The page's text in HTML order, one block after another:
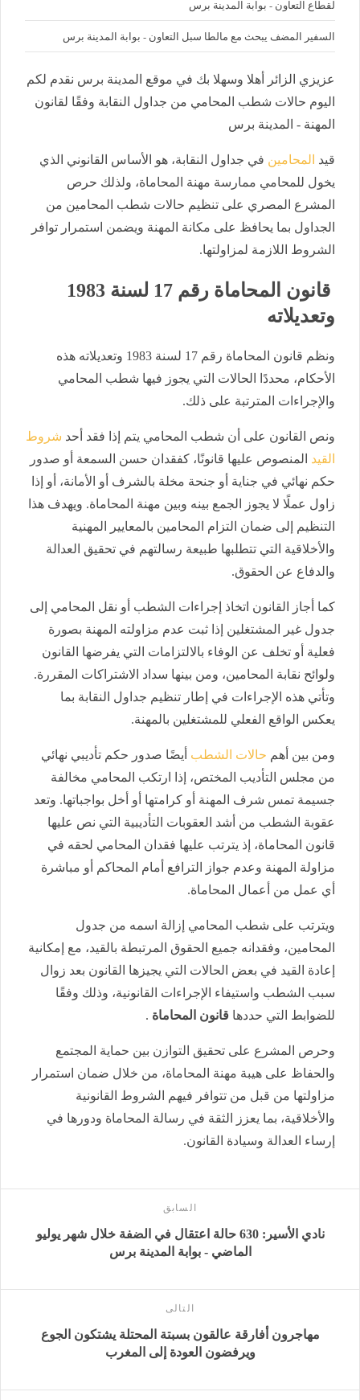
لقطاع التعاون - بوابة المدينة برس
السفير المضف يبحث مع مالطا سبل التعاون - بوابة المدينة برس
عزيزي الزائر أهلا وسهلا بك في موقع المدينة برس نقدم لكم
اليوم حالات شطب المحامي من جداول النقابة وفقًا لقانون
المهنة - المدينة برس
قيد المحامين في جداول النقابة، هو الأساس القانوني الذي
يخول للمحامي ممارسة مهنة المحاماة، ولذلك حرص
المشرع المصري على تنظيم حالات شطب المحامين من
الجداول بما يحافظ على مكانة المهنة ويضمن استمرار توافر
الشروط اللازمة لمزاولتها.
قانون المحاماة رقم 17 لسنة 1983
وتعديلاته
ونظم قانون المحاماة رقم 17 لسنة 1983 وتعديلاته هذه
الأحكام، محددًا الحالات التي يجوز فيها شطب المحامي
والإجراءات المترتبة على ذلك.
ونص القانون على أن شطب المحامي يتم إذا فقد أحد شروط
القيد المنصوص عليها قانونًا، كفقدان حسن السمعة أو صدور
حكم نهائي في جناية أو جنحة مخلة بالشرف أو الأمانة، أو إذا
زاول عملًا لا يجوز الجمع بينه وبين مهنة المحاماة. ويهدف هذا
التنظيم إلى ضمان التزام المحامين بالمعايير المهنية
والأخلاقية التي تتطلبها طبيعة رسالتهم في تحقيق العدالة
والدفاع عن الحقوق.
كما أجاز القانون اتخاذ إجراءات الشطب أو نقل المحامي إلى
جدول غير المشتغلين إذا ثبت عدم مزاولته المهنة بصورة
فعلية أو تخلف عن الوفاء بالالتزامات التي يفرضها القانون
ولوائح نقابة المحامين، ومن بينها سداد الاشتراكات المقررة.
وتأتي هذه الإجراءات في إطار تنظيم جداول النقابة بما
يعكس الواقع الفعلي للمشتغلين بالمهنة.
ومن بين أهم حالات الشطب أيضًا صدور حكم تأديبي نهائي
من مجلس التأديب المختص، إذا ارتكب المحامي مخالفة
جسيمة تمس شرف المهنة أو كرامتها أو أخل بواجباتها. وتعد
عقوبة الشطب من أشد العقوبات التأديبية التي نص عليها
قانون المحاماة، إذ يترتب عليها فقدان المحامي لحقه في
مزاولة المهنة وعدم جواز الترافع أمام المحاكم أو مباشرة
أي عمل من أعمال المحاماة.
ويترتب على شطب المحامي إزالة اسمه من جدول
المحامين، وفقدانه جميع الحقوق المرتبطة بالقيد، مع إمكانية
إعادة القيد في بعض الحالات التي يجيزها القانون بعد زوال
سبب الشطب واستيفاء الإجراءات القانونية، وذلك وفقًا
للضوابط التي حددها قانون المحاماة .
وحرص المشرع على تحقيق التوازن بين حماية المجتمع
والحفاظ على هيبة مهنة المحاماة، من خلال ضمان استمرار
مزاولتها من قبل من تتوافر فيهم الشروط القانونية
والأخلاقية، بما يعزز الثقة في رسالة المحاماة ودورها في
إرساء العدالة وسيادة القانون.
السابق
نادي الأسير: 630 حالة اعتقال في الضفة خلال شهر يوليو
الماضي - بوابة المدينة برس
التالى
مهاجرون أفارقة عالقون بسبتة المحتلة يشتكون الجوع
ويرفضون العودة إلى المغرب